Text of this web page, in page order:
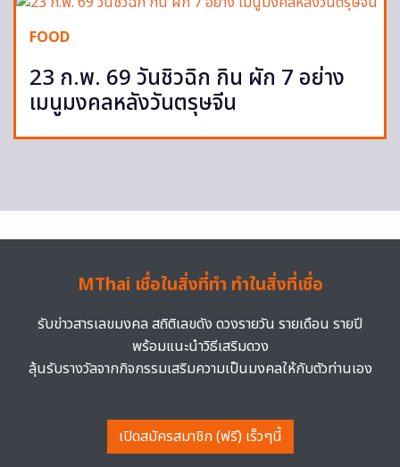
FOOD
23 ก.พ. 69 วันชิวฉิก กิน ผัก 7 อย่าง
เมนูมงคลหลังวันตรุษจีน
MThai เชื่อในสิ่งที่ทำ ทำในสิ่งที่เชื่อ
รับข่าวสารเลขมงคล สถิติเลขดัง ดวงรายวัน รายเดือน รายปี
พร้อมแนะนำวิธีเสริมดวง
ลุ้นรับรางวัลจากกิจกรรมเสริมความเป็นมงคลให้กับตัวท่านเอง
เปิดสมัครสมาชิก (ฟรี) เร็วๆนี้